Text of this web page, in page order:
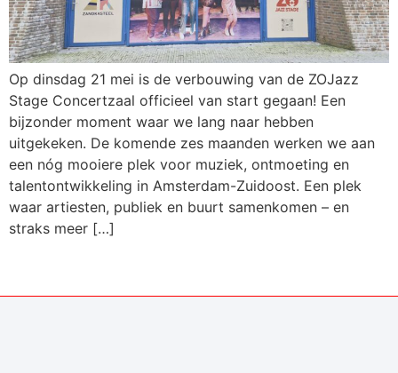
Op dinsdag 21 mei is de verbouwing van de ZOJazz
Stage Concertzaal officieel van start gegaan! Een
bijzonder moment waar we lang naar hebben
uitgekeken. De komende zes maanden werken we aan
een nóg mooiere plek voor muziek, ontmoeting en
talentontwikkeling in Amsterdam-Zuidoost. Een plek
waar artiesten, publiek en buurt samenkomen – en
straks meer […]